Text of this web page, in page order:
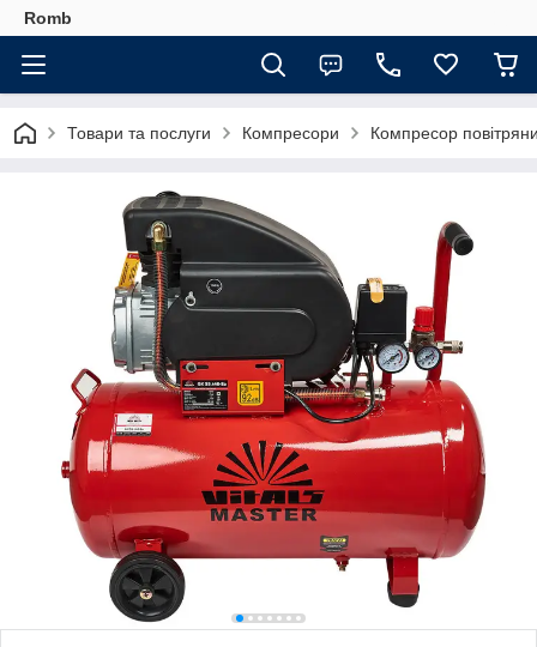
Romb
Товари та послуги Компресори Компресор